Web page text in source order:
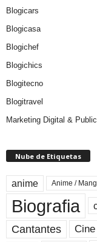
Blogicars
Blogicasa
Blogichef
Blogichics
Blogitecno
Blogitravel
Marketing Digital &
Nube de Etiquetas
anime Anime /
Biografia
Cantantes Cine